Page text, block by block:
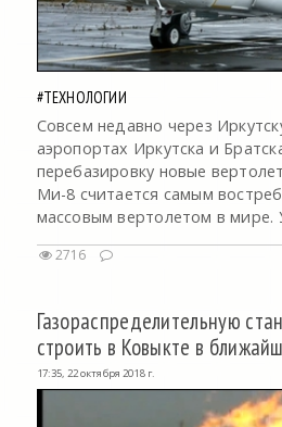
#ТЕХНОЛОГИИ
Совсем недавно через
аэропортах Иркутска и
перебазировку новые
Ми-8 считается самым
массовым вертолетом в мире.
2716
Газораспределительную
строить в Ковыкте в
17:35, 22 октября 2018 г.